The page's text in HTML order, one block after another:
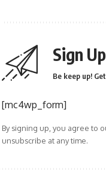
Sign
Be keep up!
[mc4wp_form]
By signing up, you agree to
unsubscribe at any time.